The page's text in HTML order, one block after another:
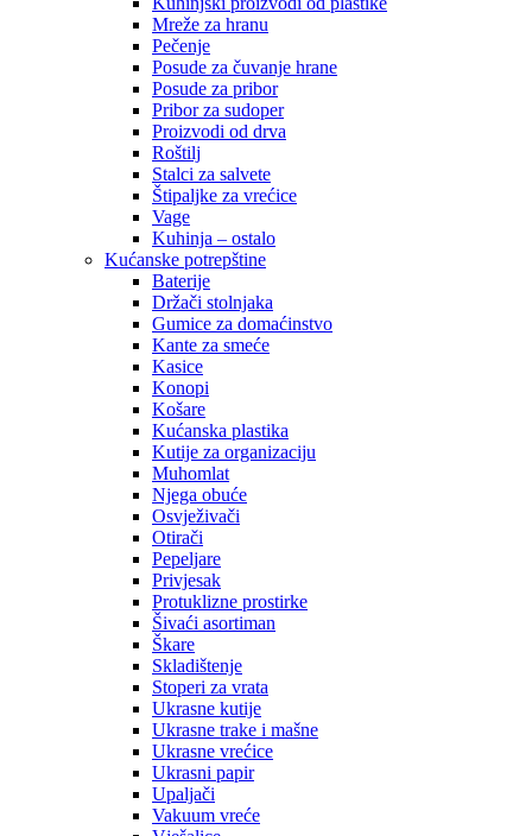
Mreže za hranu
Pečenje
Posude za čuvanje hrane
Posude za pribor
Pribor za sudoper
Proizvodi od drva
Roštilj
Stalci za salvete
Štipaljke za vrećice
Vage
Kuhinja – ostalo
Kućanske potrepštine
Baterije
Držači stolnjaka
Gumice za domaćinstvo
Kante za smeće
Kasice
Konopi
Košare
Kućanska plastika
Kutije za organizaciju
Muhomlat
Njega obuće
Osvježivači
Otirači
Pepeljare
Privjesak
Protuklizne prostirke
Šivaći asortiman
Škare
Skladištenje
Stoperi za vrata
Ukrasne kutije
Ukrasne trake i mašne
Ukrasne vrećice
Ukrasni papir
Upaljači
Vakuum vreće